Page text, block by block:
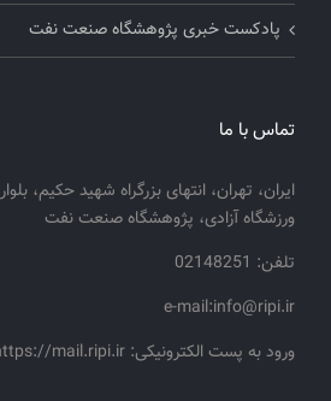
پادکست خبری پژوهشگاه صنعت نفت
تماس با ما
ایران، تهران، انتهای بزرگراه شهید حکیم،
ورزشگاه آزادی، پژوهشگاه صنعت نفت
تلفن: 02148251
e-mail:info@ripi.ir
ورود به پست الکترونیکی: https://mail.ripi.ir